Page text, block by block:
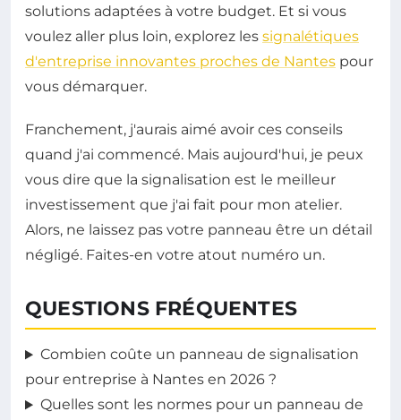
solutions adaptées à votre budget. Et si vous
voulez aller plus loin, explorez les signalétiques
d'entreprise innovantes proches de Nantes pour
vous démarquer.
Franchement, j'aurais aimé avoir ces conseils
quand j'ai commencé. Mais aujourd'hui, je peux
vous dire que la signalisation est le meilleur
investissement que j'ai fait pour mon atelier.
Alors, ne laissez pas votre panneau être un détail
négligé. Faites-en votre atout numéro un.
QUESTIONS FRÉQUENTES
Combien coûte un panneau de signalisation
pour entreprise à Nantes en 2026 ?
Quelles sont les normes pour un panneau de